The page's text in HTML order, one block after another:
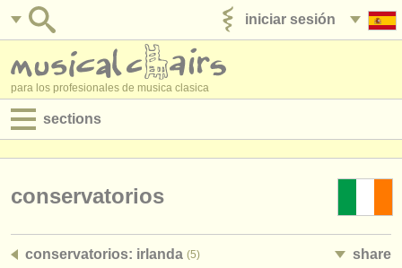
iniciar sesión
para los profesionales de musica clasica
sections
empleos - administración
conservatorios
conservatorios: irlanda (5) share